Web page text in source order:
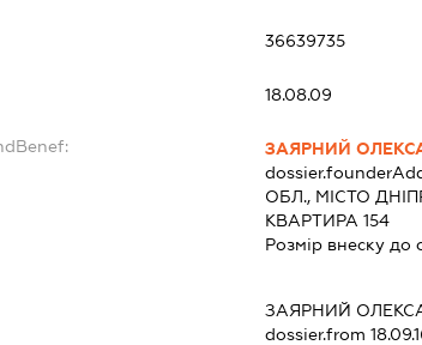
36639735
18.08.09
ЗАЯРНИЙ
ОБЛ., МІСТО
КВАРТИРА 154
Розмір внеску до
ЗАЯРНИЙ
dossier.from